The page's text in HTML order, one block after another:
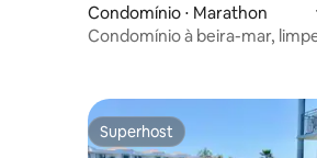
Condomínio ⋅ Marathon
Condomínio à beira-mar,
Superhost
Superhost